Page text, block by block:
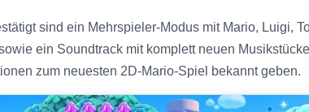
sind ein Mehrspieler-Modus mit Mario, Luigi,
ein Soundtrack mit komplett neuen
zum neuesten 2D-Mario-Spiel bekannt geben.